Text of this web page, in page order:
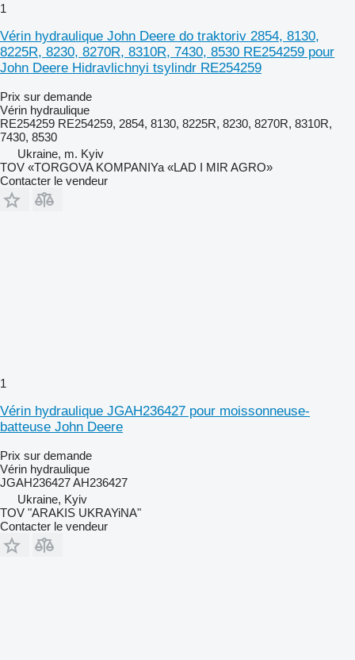
1
Vérin hydraulique John Deere do traktoriv 2854, 8130,
8225R, 8230, 8270R, 8310R, 7430, 8530 RE254259 pour
John Deere Hidravlichnyi tsylindr RE254259
Prix sur demande
Vérin hydraulique
RE254259 RE254259, 2854, 8130, 8225R, 8230, 8270R, 8310R,
7430, 8530
Ukraine, m. Kyiv
TOV «TORGOVA KOMPANIYa «LAD I MIR AGRO»
Contacter le vendeur
1
Vérin hydraulique JGAH236427 pour moissonneuse-
batteuse John Deere
Prix sur demande
Vérin hydraulique
JGAH236427 AH236427
Ukraine, Kyiv
TOV "ARAKIS UKRAYiNA"
Contacter le vendeur